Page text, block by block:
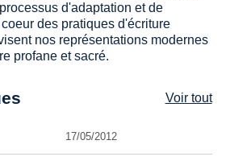
d'adaptation et de
des pratiques d'écriture
nos représentations modernes
profane et sacré.
Voir tout
17/05/2012